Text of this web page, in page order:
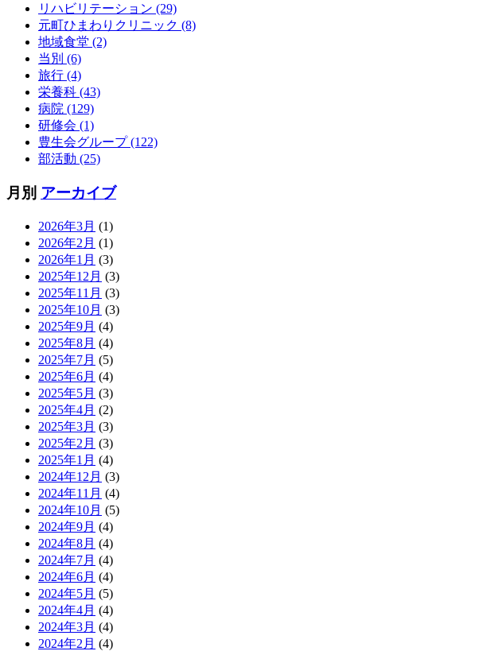
リハビリテーション (29)
元町ひまわりクリニック (8)
地域食堂 (2)
当別 (6)
旅行 (4)
栄養科 (43)
病院 (129)
研修会 (1)
豊生会グループ (122)
部活動 (25)
月別 アーカイブ
2026年3月 (1)
2026年2月 (1)
2026年1月 (3)
2025年12月 (3)
2025年11月 (3)
2025年10月 (3)
2025年9月 (4)
2025年8月 (4)
2025年7月 (5)
2025年6月 (4)
2025年5月 (3)
2025年4月 (2)
2025年3月 (3)
2025年2月 (3)
2025年1月 (4)
2024年12月 (3)
2024年11月 (4)
2024年10月 (5)
2024年9月 (4)
2024年8月 (4)
2024年7月 (4)
2024年6月 (4)
2024年5月 (5)
2024年4月 (4)
2024年3月 (4)
2024年2月 (4)